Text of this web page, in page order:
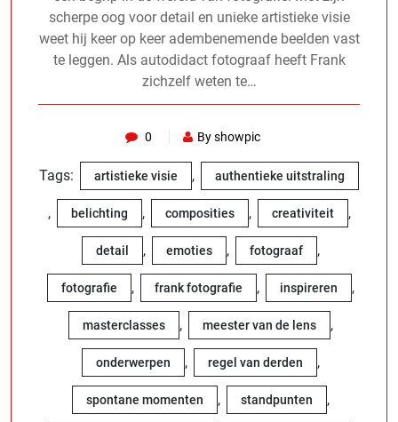
scherpe oog voor detail en unieke artistieke visie
weet hij keer op keer adembenemende beelden vast
te leggen. Als autodidact fotograaf heeft Frank
zichzelf weten te…
0 By showpic
Tags: artistieke visie , authentieke uitstraling
, belichting , composities , creativiteit ,
detail , emoties , fotograaf ,
fotografie , frank fotografie , inspireren ,
masterclasses , meester van de lens ,
onderwerpen , regel van derden ,
spontane momenten , standpunten ,